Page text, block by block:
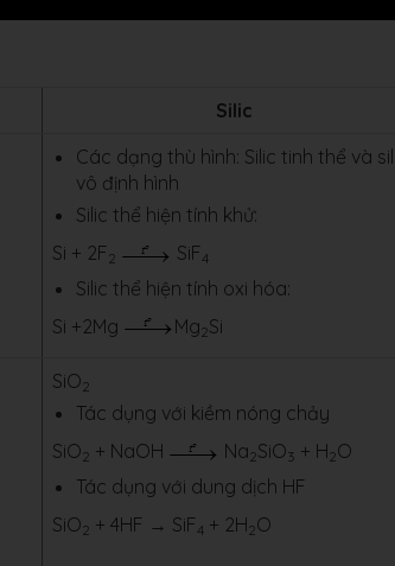
Silic
Các dạng thù hình: Silic tinh thể và
vô định hình
Silic thể hiện tính khử:
Si + 2F2 SiF4
Silic thể hiện tính oxi hóa:
Si +2Mg
Mg2Si
SiO2
Tác dụng với kiềm nóng chảy
SiO2 + NaOH Na2SiO3 + H2O
Tác dụng với dung dịch HF
SiO2 + 4HF → SiF4 + 2H2O